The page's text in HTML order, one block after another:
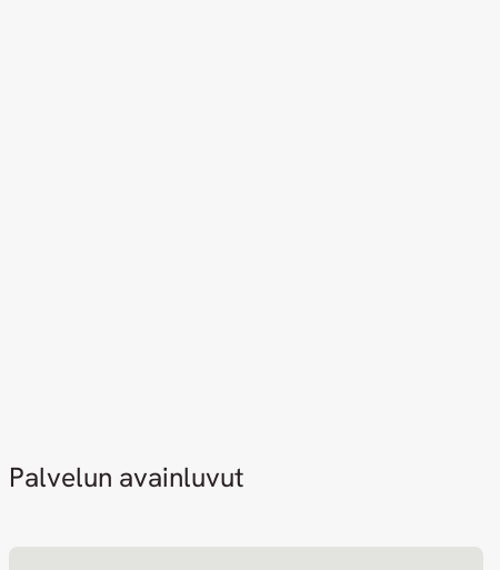
Palvelun avainluvut